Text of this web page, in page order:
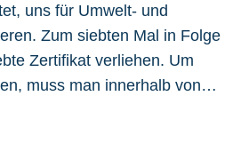
uns für Umwelt- und
Zum siebten Mal in Folge
Zertifikat verliehen. Um
muss man innerhalb von…